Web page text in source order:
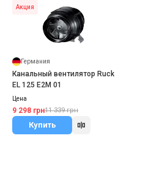
Акция
Германия
Канальный вентилятор Ruck
EL 125 E2M 01
Цена
9 298 грн11 339 грн
Купить